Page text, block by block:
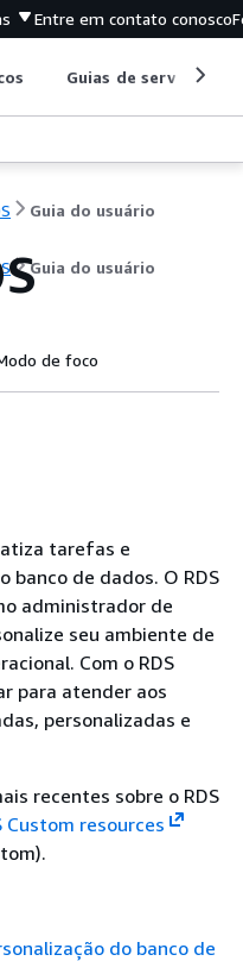
Entre em contato conosco
Guias de serviço
Guia do usuário
Guia do usuário
de foco
tarefas e
banco de dados. O RDS
administrador de
seu ambiente de
Com o RDS
para atender aos
personalizadas e
recentes sobre o RDS
Custom resources
do banco de